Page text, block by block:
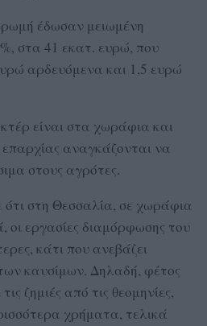
έδωσαν μειωμένη
στα 41 εκατ. ευρώ, που
αρδευόμενα και 1,5 ευρώ
είναι στα χωράφια και
αναγκάζονται να
στους αγρότες.
στη Θεσσαλία, σε χωράφια
εργασίες διαμόρφωσης του
κάτι που ανεβάζει
καυσίμων. Δηλαδή, φέτος
ζημιές από τις θεομηνίες,
χρήματα, τελικά